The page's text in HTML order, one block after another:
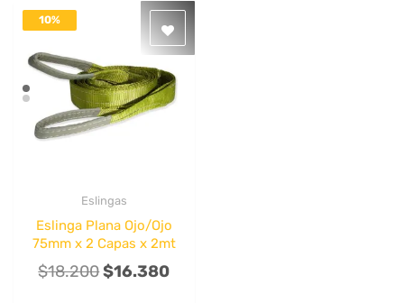
10%
Eslingas
Eslinga Plana Ojo/Ojo
75mm x 2 Capas x 2mt
$18.200El
$16.380El